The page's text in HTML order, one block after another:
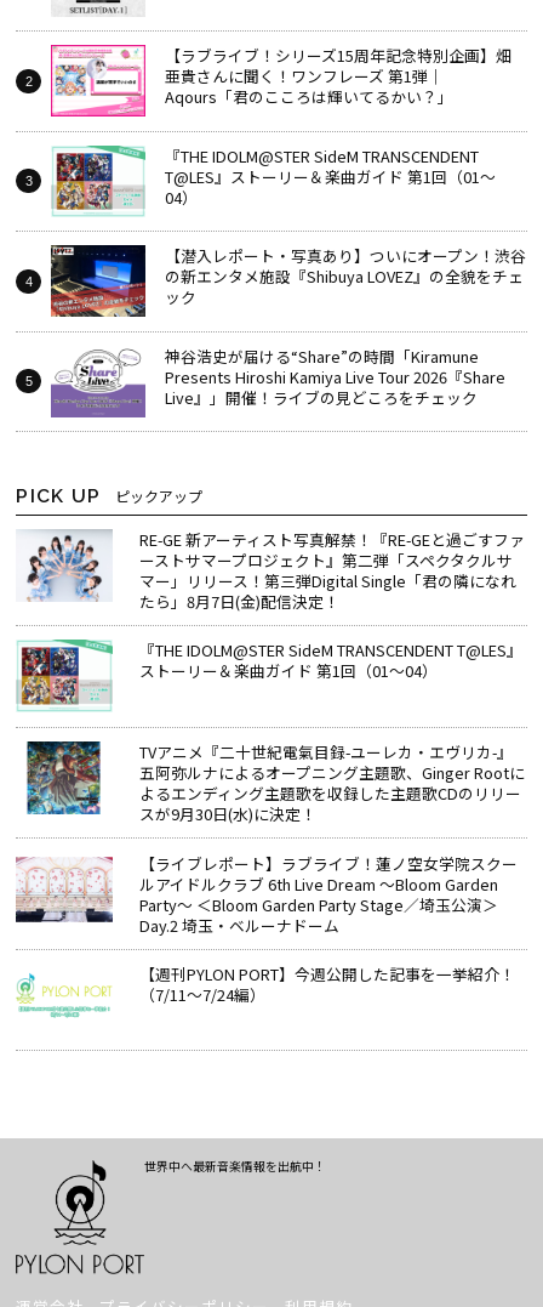
【ラブライブ！シリーズ15周年記念特別企画】畑
亜貴さんに聞く！ワンフレーズ 第1弾｜
Aqours「君のこころは輝いてるかい？」
『THE IDOLM@STER SideM TRANSCENDENT
T@LES』ストーリー＆楽曲ガイド 第1回（01～
04）
【潜入レポート・写真あり】ついにオープン！渋谷
の新エンタメ施設『Shibuya LOVEZ』の全貌をチェ
ック
神谷浩史が届ける“Share”の時間――「Kiramune
Presents Hiroshi Kamiya Live Tour 2026『Share
Live』」開催！ライブの見どころをチェック
PICK UP ピックアップ
RE-GE 新アーティスト写真解禁！『RE-GEと過ごすファ
ーストサマープロジェクト』第二弾「スペクタクルサ
マー」リリース！第三弾Digital Single「君の隣になれ
たら」8月7日(金)配信決定！
『THE IDOLM@STER SideM TRANSCENDENT T@LES』
ストーリー＆楽曲ガイド 第1回（01～04）
TVアニメ『二十世紀電氣目録-ユーレカ・エヴリカ-』
五阿弥ルナによるオープニング主題歌、Ginger Rootに
よるエンディング主題歌を収録した主題歌CDのリリー
スが9月30日(水)に決定！
【ライブレポート】ラブライブ！蓮ノ空女学院スクー
ルアイドルクラブ 6th Live Dream ～Bloom Garden
Party～ ＜Bloom Garden Party Stage／埼玉公演＞
Day.2 埼玉・ベルーナドーム
【週刊PYLON PORT】今週公開した記事を一挙紹介！
（7/11～7/24編）
世界中へ最新音楽情報を出航中！